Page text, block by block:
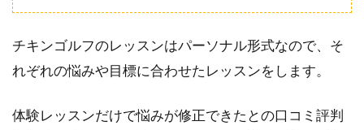
チキンゴルフのレッスンはパーソナル形式なので、そ
れぞれの悩みや目標に合わせたレッスンをします。
体験レッスンだけで悩みが修正できたとの口コミ評判